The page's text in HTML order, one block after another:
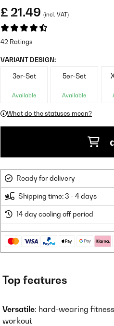
£ 21.49 (incl. VAT)
42 Ratings
VARIANT DESIGN:
3er-Set
Available
5er-Set
Available
What do the statuses mean?
Ready for delivery
Shipping time: 3 - 4 days
14 day cooling off period
Top features
Versatile: hard-wearing
workout